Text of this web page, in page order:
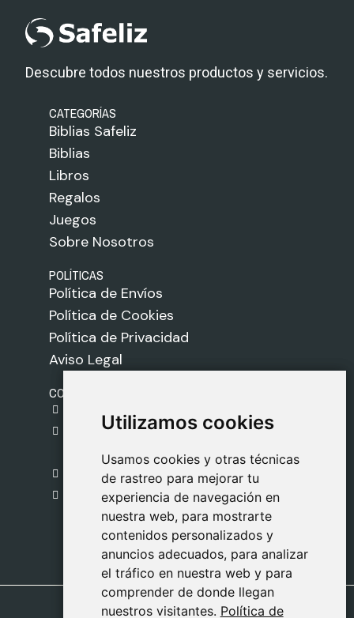
Utilizamos cookies
Usamos cookies y otras técnicas
de rastreo para mejorar tu
experiencia de navegación en
nuestra web, para mostrarte
contenidos personalizados y
anuncios adecuados, para analizar
el tráfico en nuestra web y para
comprender de donde llegan
nuestros visitantes. Política de
Utilizamos cookies
Usamos cookies y otras técnicas
de rastreo para mejorar tu
experiencia de navegación en
nuestra web, para mostrarte
contenidos personalizados y
anuncios adecuados, para analizar
el tráfico en nuestra web y para
comprender de donde llegan
nuestros visitantes. Política de
Descubre todos nuestros productos y servicios.
CATEGORÍAS
Biblias Safeliz
Biblias
Libros
Regalos
Juegos
Sobre Nosotros
POLÍTICAS
Política de Envíos
Política de Cookies
Política de Privacidad
Aviso Legal
CONTACTO
C. del Pradillo, 6, 28770 Colmenar Viejo,
Madrid
918 459 877
Lunes a Viernes
09:00 - 13:00